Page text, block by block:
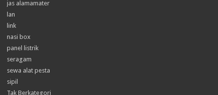
jas alamamater
lan
link
nasi box
panel listrik
seragam
sewa alat pesta
sipil
Tak Berkategori